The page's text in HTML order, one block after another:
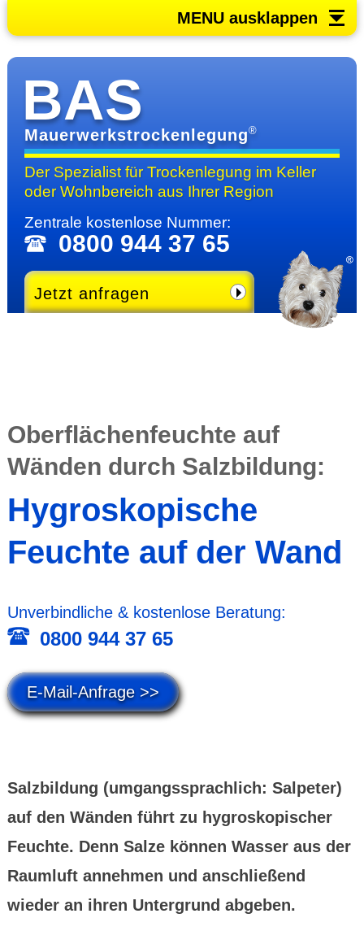
MENU ausklappen
BAS
Mauerwerkstrockenlegung®
Der Spezialist für Trocken­legung im Keller
oder Wohn­bereichaus Ihrer Region
Zentrale kosten­lose Nummer:
0800 944 37 65
Jetzt anfragen
Ober­flächen­feuchte auf
Wänden durch Salz­bildung:
Hygros­kopische
Feuchte auf der Wand
Unver­bind­liche & kosten­lose Beratung:
0800 944 37 65
E-Mail-Anfrage >>
Salz­bildung (umgangs­sprach­lich: Salpeter)
auf den Wänden führt zu hygros­kopischer
Feuchte. Denn Salze können Wasser aus der
Raum­luft annehmen und anschließend
wieder an ihren Unter­grund abgeben.